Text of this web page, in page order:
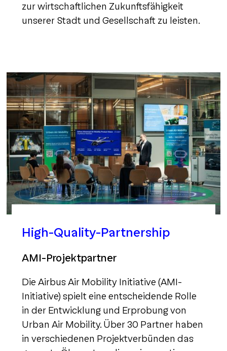
zur wirtschaftlichen Zukunftsfähigkeit
unserer Stadt und Gesellschaft zu leisten.
High-Quality-Partnership
AMI-Projektpartner
Die Airbus Air Mobility Initiative (AMI-
Initiative) spielt eine entscheidende Rolle
in der Entwicklung und Erprobung von
Urban Air Mobility. Über 30 Partner haben
in verschiedenen Projektverbünden das